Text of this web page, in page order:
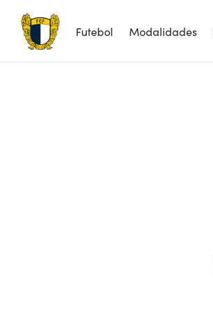
Futebol Modalidades